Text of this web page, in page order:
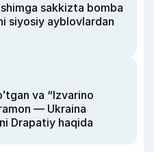
sakkizta bomba
siyosiy ayblovlardan
va “Izvarino
— Ukraina
Drapatiy haqida